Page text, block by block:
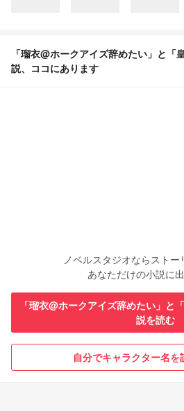
「瑠衣@ホークアイズ辞めたい」と「
説、ココにあります
ノベルスタジオならストー
あなただけの小説に
「瑠衣@ホークアイズ辞めたい」と
説を読む
自分でキャラクター名を